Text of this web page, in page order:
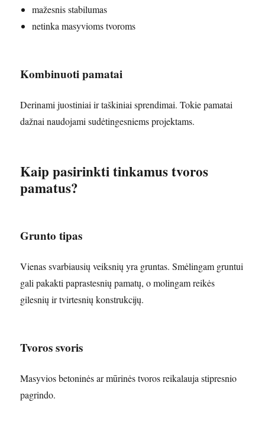
mažesnis stabilumas
netinka masyvioms tvoroms
Kombinuoti pamatai
Derinami juostiniai ir taškiniai sprendimai. Tokie pamatai
dažnai naudojami sudėtingesniems projektams.
Kaip pasirinkti tinkamus tvoros
pamatus?
Grunto tipas
Vienas svarbiausių veiksnių yra gruntas. Smėlingam gruntui
gali pakakti paprastesnių pamatų, o molingam reikės
gilesnių ir tvirtesnių konstrukcijų.
Tvoros svoris
Masyvios betoninės ar mūrinės tvoros reikalauja stipresnio
pagrindo.